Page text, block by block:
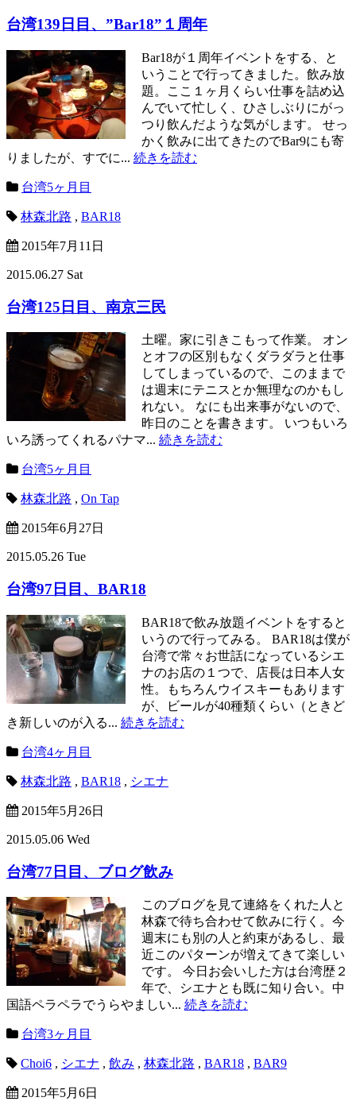
台湾139日目、”Bar18”１周年
Bar18が１周年イベントをする、と
いうことで行ってきました。飲み放
題。ここ１ヶ月くらい仕事を詰め込
んでいて忙しく、ひさしぶりにがっ
つり飲んだような気がします。 せっ
かく飲みに出てきたのでBar9にも寄
りましたが、すでに... 続きを読む
台湾5ヶ月目
林森北路 , BAR18
2015年7月11日
2015.06.27 Sat
台湾125日目、南京三民
土曜。家に引きこもって作業。 オン
とオフの区別もなくダラダラと仕事
してしまっているので、このままで
は週末にテニスとか無理なのかもし
れない。 なにも出来事がないので、
昨日のことを書きます。 いつもいろ
いろ誘ってくれるパナマ... 続きを読む
台湾5ヶ月目
林森北路 , On Tap
2015年6月27日
2015.05.26 Tue
台湾97日目、BAR18
BAR18で飲み放題イベントをすると
いうので行ってみる。 BAR18は僕が
台湾で常々お世話になっているシエ
ナのお店の１つで、店長は日本人女
性。もちろんウイスキーもあります
が、ビールが40種類くらい（ときど
き新しいのが入る... 続きを読む
台湾4ヶ月目
林森北路 , BAR18 , シエナ
2015年5月26日
2015.05.06 Wed
台湾77日目、ブログ飲み
このブログを見て連絡をくれた人と
林森で待ち合わせて飲みに行く。今
週末にも別の人と約束があるし、最
近このパターンが増えてきて楽しい
です。 今日お会いした方は台湾歴２
年で、シエナとも既に知り合い。中
国語ペラペラでうらやましい... 続きを読む
台湾3ヶ月目
Choi6 , シエナ , 飲み , 林森北路 , BAR18 , BAR9
2015年5月6日